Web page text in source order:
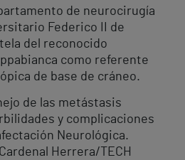
de neurocirugía
Federico II de
del reconocido
como referente
de base de cráneo.
de las metástasis
y complicaciones
Neurológica.
Herrera/TECH